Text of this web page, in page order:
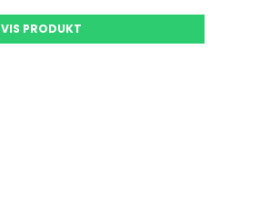
VIS PRODUKT